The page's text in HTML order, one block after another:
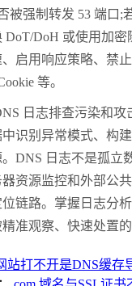
被强制转发 53 端口;
DoT/DoH 或使用加密
启用响应策略、禁
等。
日志排查污染和攻
识别异常模式、构
DNS 日志不是孤立
资源监控和外部公共
链路。掌握日志分
准观察、快速处置的
站打不开是DNS缓存